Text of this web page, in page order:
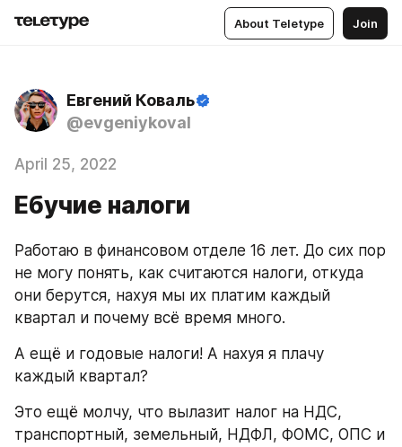
About Teletype Join
Евгений Коваль
@evgeniykoval
April 25, 2022
Ебучие налоги
Работаю в финансовом отделе 16 лет. До сих пор
не могу понять, как считаются налоги, откуда
они берутся, нахуя мы их платим каждый
квартал и почему всё время много.
А ещё и годовые налоги! А нахуя я плачу
каждый квартал?
Это ещё молчу, что вылазит налог на НДС,
транспортный, земельный, НДФЛ, ФОМС, ОПС и